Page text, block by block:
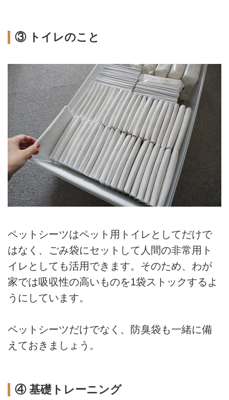
③ トイレのこと
ペットシーツはペット用トイレとしてだけで
はなく、ごみ袋にセットして人間の非常用ト
イレとしても活用できます。そのため、わが
家では吸収性の高いものを1袋ストックするよ
うにしています。
ペットシーツだけでなく、防臭袋も一緒に備
えておきましょう。
④ 基礎トレーニング